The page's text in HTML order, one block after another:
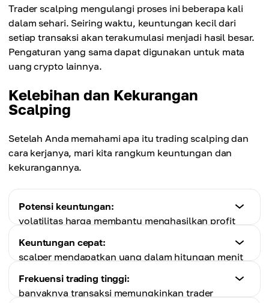
Trader scalping mengulangi proses ini beberapa kali
dalam sehari. Seiring waktu, keuntungan kecil dari
setiap transaksi akan terakumulasi menjadi hasil besar.
Pengaturan yang sama dapat digunakan untuk mata
uang crypto lainnya.
Kelebihan dan Kekurangan
Scalping
Setelah Anda memahami apa itu trading scalping dan
cara kerjanya, mari kita rangkum keuntungan dan
kekurangannya.
Potensi keuntungan:
volatilitas harga membantu menghasilkan profit
harga naik.
Kekurangan
Perlu penggunaan alat:
Keuntungan cepat:
scalper mendapatkan uang dalam hitungan menit
Frekuensi trading tinggi:
banyaknya transaksi memungkinkan trader